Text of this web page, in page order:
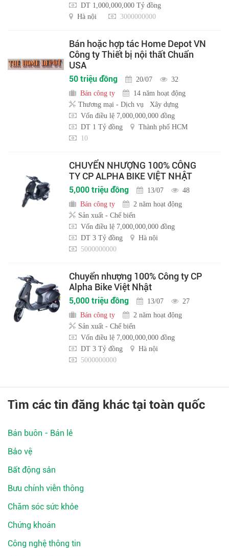
DT 1,000,000,000 Tỷ đồng
Hà nội
3000000000
Bán hoặc hợp tác Home Depot VN
Công ty Thiết bị nội thất Chuẩn
USA
50 triệu đồng 20/07
32
Bán công ty
14 năm hoạt động
Thương mại - Dịch vụ
Xây dựng
Vốn điều lệ 7,000,000,000 đồng
DT 1 Tỷ đồng
Thành phố HCM
10
CHUYỂN NHƯỢNG 100% CÔNG
TY CP ALPHA BIKE VIỆT NHẬT
5,000 triệu đồng 13/07
48
Bán công ty
2 năm hoạt động
Sản xuất - Chế biến
Vốn điều lệ 7,000,000,000 đồng
DT 3 Tỷ đồng
Hà nội
5000000000
Chuyển nhượng 100% Công ty CP
Alpha Bike Việt Nhật
5,000 triệu đồng 13/07
27
Bán công ty
2 năm hoạt động
Sản xuất - Chế biến
Vốn điều lệ 7,000,000,000 đồng
DT 3 Tỷ đồng
Hà nội
5000000000
Tìm các tin đăng khác tại toàn quốc
Bán buôn - Bán lẻ
Bảo vệ
Bất động sản
Bưu chính viễn thông
Chăm sóc sức khỏe
Chứng khoán
Công nghệ thông tin